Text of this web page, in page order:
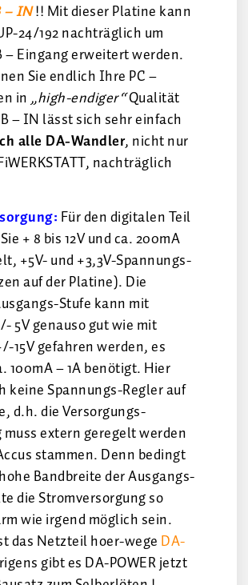
– IN!! Mit dieser Platine kann
24/192 nachträglich um
– Eingang erweitert werden.
Sie endlich Ihre PC –
in„high-endiger“Qualität
– IN lässt sich sehr einfach
alle DA-Wandler, nicht nur
nachträglich
Für den digitalen Teil
+ 8 bis 12V und ca. 200mA
+5V- und +3,3V-Spannungs-
auf der Platine). Die
Stufe kann mit
5V genauso gut wie mit
15V gefahren werden, es
100mA – 1A benötigt. Hier
keine Spannungs-Regler auf
d.h. die Versorgungs-
muss extern geregelt werden
stammen. Denn bedingt
Bandbreite der Ausgangs-
die Stromversorgung so
wie irgend möglich sein.
das Netzteil hoer-wege DA-
gibt es DA-POWER jetzt